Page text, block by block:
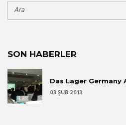
SON HABERLER
Das Lager Germany
03 ŞUB 2013